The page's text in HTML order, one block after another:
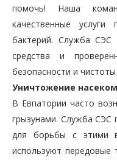
помочь! Наша
качественные
бактерий. Служба СЭС
средства и
безопасности и
Уничтожение
В Евпатории часто
грызунами. Служба СЭС
для борьбы с этими
используют передовые